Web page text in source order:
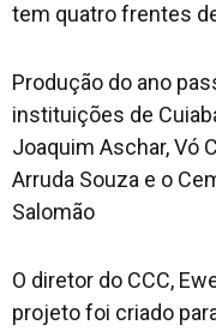
tem quatro frentes
Produção do ano
instituições de
Joaquim Aschar, Vó
Arruda Souza e o
Salomão
O diretor do CCC,
projeto foi criado